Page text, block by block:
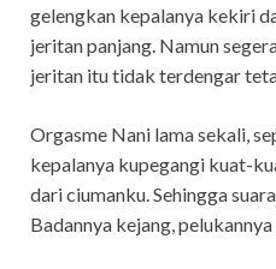
gelengkan kepalanya kekiri
jeritan panjang. Namun
jeritan itu tidak terdengar
Orgasme Nani lama sekali,
kepalanya kupegangi kuat-
dari ciumanku. Sehingga
Badannya kejang,